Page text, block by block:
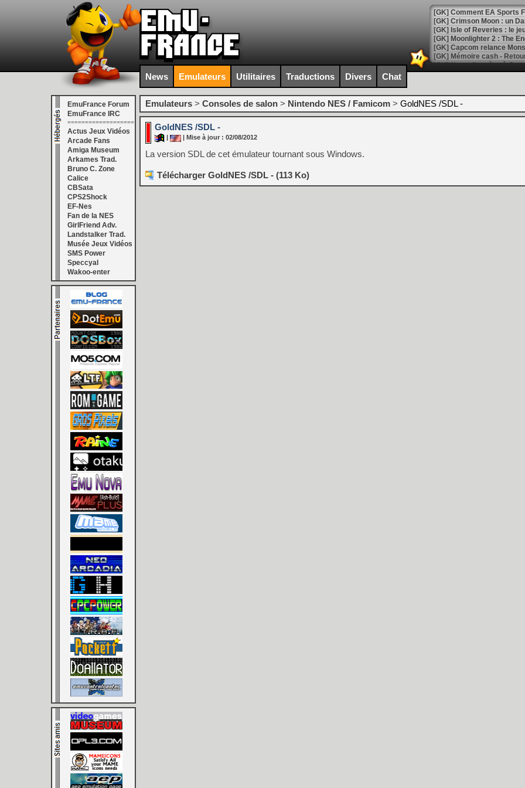
[GK] Comment EA Sports
[GK] Crimson Moon : un
[GK] Isle of Reveries : le
[GK] Moonlighter 2 : The
[GK] Capcom relance
[Mo5] Deux inédits du
[GK] Le beat'em up The
[GK] Endless Legend 2 :
[LS] [PS5] Le WebKit
[GK] Oubliez Crazy Taxi,
[LS] [Switch] NSZ 5.0.0
[GK] No More Room in
[GK] Un chatbot Atelier
[GK] Mémoire cash -
[GK] Nvidia : le prix des
[GK] Suikoden Star Leap
[Mo5] La mini borne
[GK] Le studio de FIFA
[GK] La PlayStation 1 en
[GK] Dawn of War 4 : les
[GK] CloverPit : l'héritier
[GK] Stellar Blade : Blood
[GK] Palworld Online est
[GK] Wuchang 2 : le
[GK] Test : Big Walk est
[GK] Starsand Island : la
[GK] Dan Houser (GTA)
News Emulateurs Utilitaires Traductions Divers Chat
EmuFrance Forum
EmuFrance IRC
===================
Actus Jeux Vidéos
Arcade Fans
Amiga Museum
Arkames Trad.
Bruno C. Zone
Calice
CBSata
CPS2Shock
EF-Nes
Fan de la NES
GirlFriend Adv.
Landstalker Trad.
Musée Jeux Vidéos
SMS Power
Speccyal
Wakoo-enter
Emulateurs > Consoles de salon > Nintendo NES / Famicom > GoldNES /SDL -
GoldNES /SDL -
| Mise à jour : 02/08/2012
La version SDL de cet émulateur tournant sous Windows.
Télécharger GoldNES /SDL - (113 Ko)